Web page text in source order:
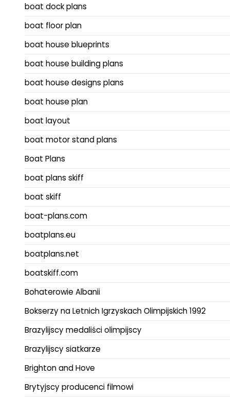
boat dock plans
boat floor plan
boat house blueprints
boat house building plans
boat house designs plans
boat house plan
boat layout
boat motor stand plans
Boat Plans
boat plans skiff
boat skiff
boat-plans.com
boatplans.eu
boatplans.net
boatskiff.com
Bohaterowie Albanii
Bokserzy na Letnich Igrzyskach Olimpijskich 1992
Brazylijscy medaliści olimpijscy
Brazylijscy siatkarze
Brighton and Hove
Brytyjscy producenci filmowi